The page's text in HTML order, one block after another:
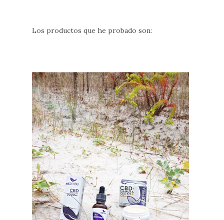
Los productos que he probado son: